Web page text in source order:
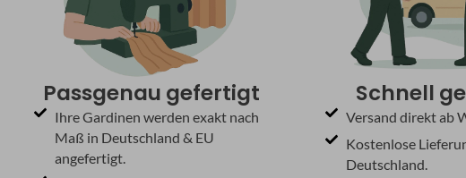
Passgenau gefertigt
Ihre Gardinen werden exakt nach
Maß in Deutschland & EU
angefertigt.
Schnell
Versand direkt ab
Kostenlose
Deutschland.